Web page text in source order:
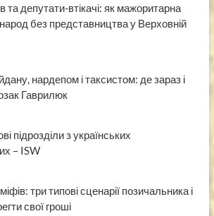
та депутати-втікачі: як мажоритарна
без представництва у Верховній
нардепом і таксистом: де зараз і
Гаврилюк
підрозділи з українських
– ISW
три типові сценарії позичальника і
свої гроші